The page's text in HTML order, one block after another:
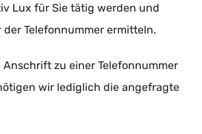
Lux für Sie tätig werden und
der Telefonnummer ermitteln.
Anschrift zu einer Telefonnummer
wir lediglich die angefragte